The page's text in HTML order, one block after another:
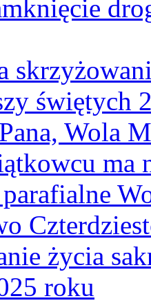
świętych
Wola
ma
życia
roku